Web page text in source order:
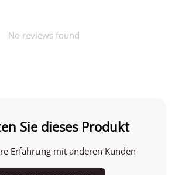
No reviews found
Sie dieses Produkt
Erfahrung mit anderen Kunden